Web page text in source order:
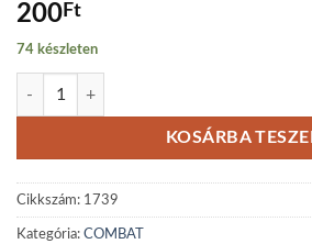
200Ft
74 készleten
Carrion Crows mennyiség
KOSÁRBA
Cikkszám: 1739
Kategória: COMBAT